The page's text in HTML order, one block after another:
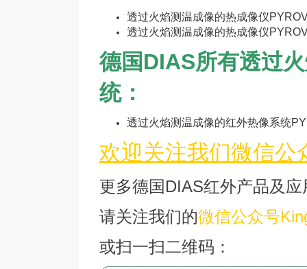
透过火焰测温成像的热成像仪
透过火焰测温成像的热成像仪
德国DIAS所有透过
统：
透过火焰测温成像的红外热像系统
欢迎关注我们微信公
更多德国DIAS红外产品及应
请关注我们的微信公众号
或扫一扫二维码：